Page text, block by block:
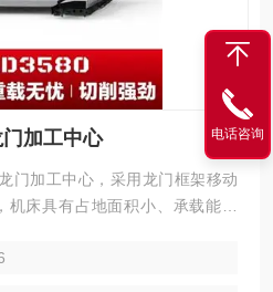
加工中心
门加工中心，采用龙门框架移动
床具有占地面积小、承载能力
域的大型零件精密加工，可实现
电话咨询